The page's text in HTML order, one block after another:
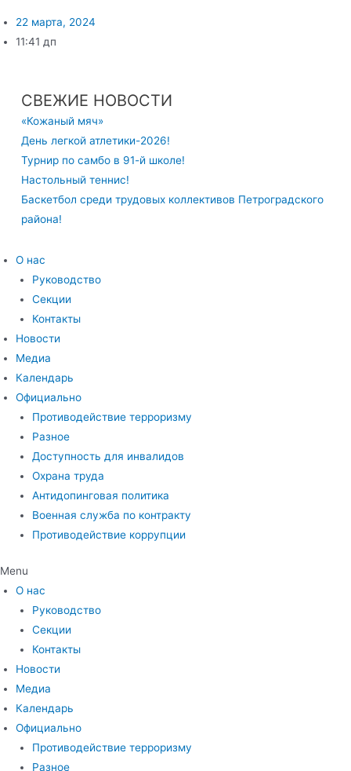
22 марта, 2024
11:41 дп
СВЕЖИЕ НОВОСТИ
«Кожаный мяч»
День легкой атлетики-2026!
Турнир по самбо в 91-й школе!
Настольный теннис!
Баскетбол среди трудовых коллективов Петроградского
района!
О нас
Руководство
Секции
Контакты
Новости
Медиа
Календарь
Официально
Противодействие терроризму
Разное
Доступность для инвалидов
Охрана труда
Антидопинговая политика
Военная служба по контракту
Противодействие коррупции
Menu
О нас
Руководство
Секции
Контакты
Новости
Медиа
Календарь
Официально
Противодействие терроризму
Разное